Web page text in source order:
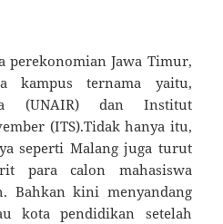
perekonomian Jawa Timur,
kampus ternama yaitu,
(UNAIR) dan Institut
(ITS).Tidak hanya itu,
seperti Malang juga turut
para calon mahasiswa
Bahkan kini menyandang
kota pendidikan setelah